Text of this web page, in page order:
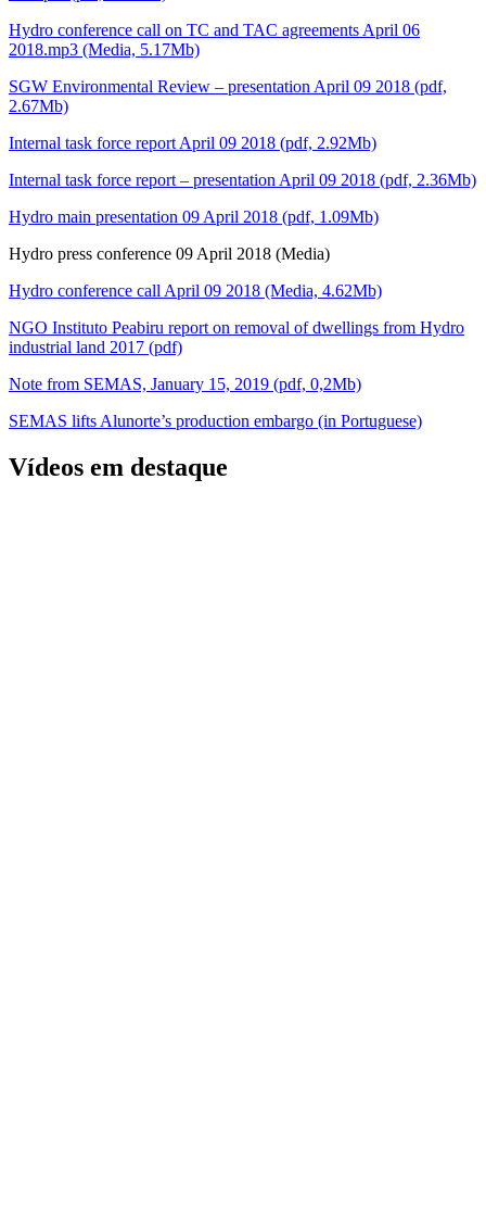
Hydro conference call on TC and TAC agreements April 06
2018.mp3 (Media, 5.17Mb)
SGW Environmental Review – presentation April 09 2018 (pdf,
2.67Mb)
Internal task force report April 09 2018 (pdf, 2.92Mb)
Internal task force report – presentation April 09 2018 (pdf, 2.36Mb)
Hydro main presentation 09 April 2018 (pdf, 1.09Mb)
Hydro press conference 09 April 2018 (Media)
Hydro conference call April 09 2018 (Media, 4.62Mb)
NGO Instituto Peabiru report on removal of dwellings from Hydro
industrial land 2017 (pdf)
Note from SEMAS, January 15, 2019 (pdf, 0,2Mb)
SEMAS lifts Alunorte’s production embargo (in Portuguese)
Vídeos em destaque